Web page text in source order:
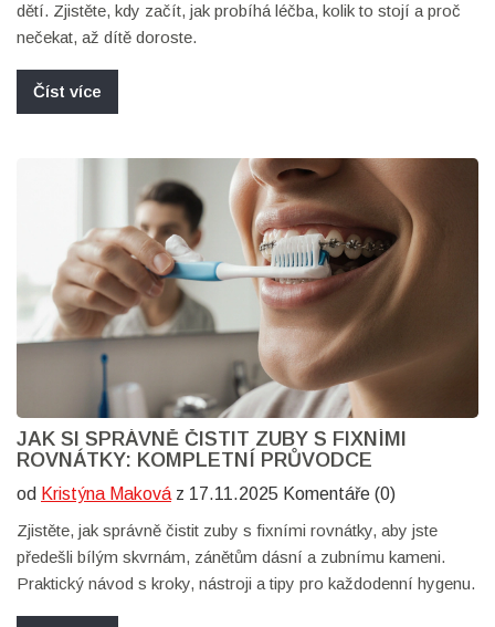
dětí. Zjistěte, kdy začít, jak probíhá léčba, kolik to stojí a proč
nečekat, až dítě doroste.
Číst více
JAK SI SPRÁVNĚ ČISTIT ZUBY S FIXNÍMI
ROVNÁTKY: KOMPLETNÍ PRŮVODCE
od Kristýna Maková z 17.11.2025 Komentáře (0)
Zjistěte, jak správně čistit zuby s fixními rovnátky, aby jste
předešli bílým skvrnám, zánětům dásní a zubnímu kameni.
Praktický návod s kroky, nástroji a tipy pro každodenní hygenu.